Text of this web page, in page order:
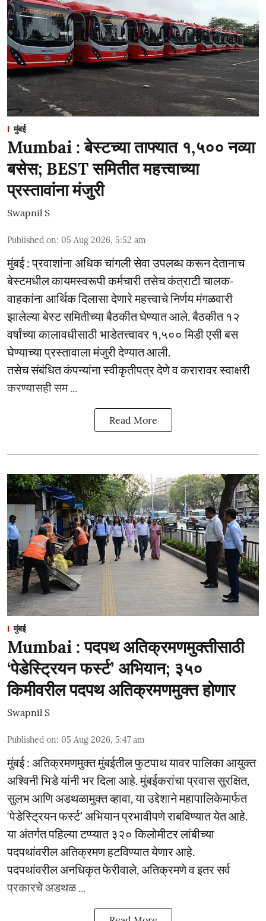
मुंबई
Mumbai : बेस्टच्या ताफ्यात १,५०० नव्या
बसेस; BEST समितीत महत्त्वाच्या
प्रस्तावांना मंजुरी
Swapnil S
Published on: 05 Aug 2026, 5:52 am
मुंबई : प्रवाशांना अधिक चांगली सेवा उपलब्ध करून देतानाच
बेस्टमधील कायमस्वरूपी कर्मचारी तसेच कंत्राटी चालक-
वाहकांना आर्थिक दिलासा देणारे महत्त्वाचे निर्णय मंगळवारी
झालेल्या बेस्ट समितीच्या बैठकीत घेण्यात आले. बैठकीत १२
वर्षांच्या कालावधीसाठी भाडेतत्त्वावर १,५०० मिडी एसी बस
घेण्याच्या प्रस्तावाला मंजुरी देण्यात आली.
तसेच संबंधित कंपन्यांना स्वीकृतीपत्र देणे व करारावर स्वाक्षरी
करण्यासही सम ...
Read More
मुंबई
Mumbai : पदपथ अतिक्रमणमुक्तीसाठी
‘पेडेस्ट्रियन फर्स्ट’ अभियान; ३५०
किमीवरील पदपथ अतिक्रमणमुक्त होणार
Swapnil S
Published on: 05 Aug 2026, 5:47 am
मुंबई : अतिक्रमणमुक्त मुंबईतील फुटपाथ यावर पालिका आयुक्त
अश्विनी भिडे यांनी भर दिला आहे. मुंबईकरांचा प्रवास सुरक्षित,
सुलभ आणि अडथळामुक्त व्हावा, या उद्देशाने महापालिकेमार्फत
‘पेडेस्ट्रियन फर्स्ट’ अभियान प्रभावीपणे राबविण्यात येत आहे.
या अंतर्गत पहिल्या टप्प्यात ३२० किलोमीटर लांबीच्या
पदपथांवरील अतिक्रमण हटविण्यात येणार आहे.
पदपथांवरील अनधिकृत फेरीवाले, अतिक्रमणे व इतर सर्व
प्रकारचे अडथळ ...